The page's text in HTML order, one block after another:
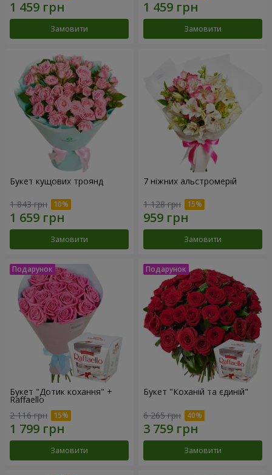
Замовити Замовити
Букет кущових троянд
1 843 грн
Замовити
7 ніжних альстромерій
1 128 грн
Замовити
Букет "Дотик кохання" +
Raffaello
2 116 грн
Замовити
Букет "Коханій та єдиній"
6 265 грн
Замовити